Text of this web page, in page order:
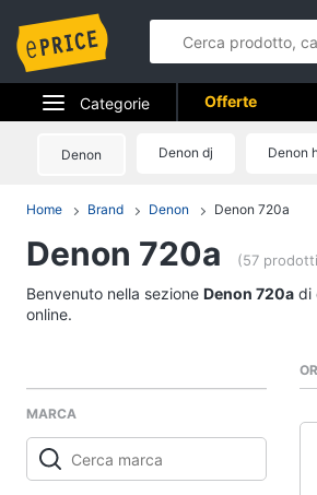
Categorie
Elettrodomestici
Telefonia
Tv e Home Cinema
Videogiochi
Audio e musica
Offerte
Denon Denon dj Denon
Home Brand Denon Denon 720a
Denon 720a (57
Benvenuto nella sezione Denon 720a di
online.
MARCA